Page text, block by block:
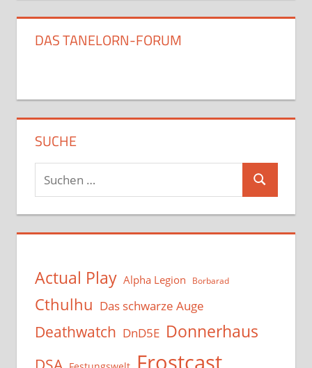
DAS TANELORN-FORUM
SUCHE
Suchen
nach:
Suchen
Actual Play Alpha Legion Borbarad
Cthulhu Das schwarze Auge
Deathwatch DnD5E Donnerhaus